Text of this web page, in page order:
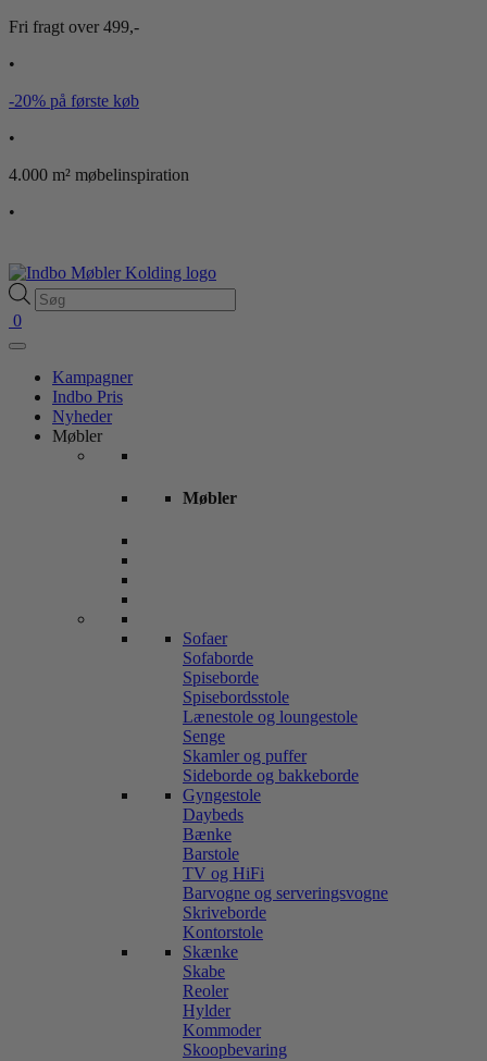
Fri fragt over 499,-
•
-20% på første køb
•
4.000 m² møbelinspiration
•
Products
search
0
Kampagner
Indbo Pris
Nyheder
Møbler
Møbler
Sofaer
Sofaborde
Spiseborde
Spisebordsstole
Lænestole og loungestole
Senge
Skamler og puffer
Sideborde og bakkeborde
Gyngestole
Daybeds
Bænke
Barstole
TV og HiFi
Barvogne og serveringsvogne
Skriveborde
Kontorstole
Skænke
Skabe
Reoler
Hylder
Kommoder
Skoopbevaring